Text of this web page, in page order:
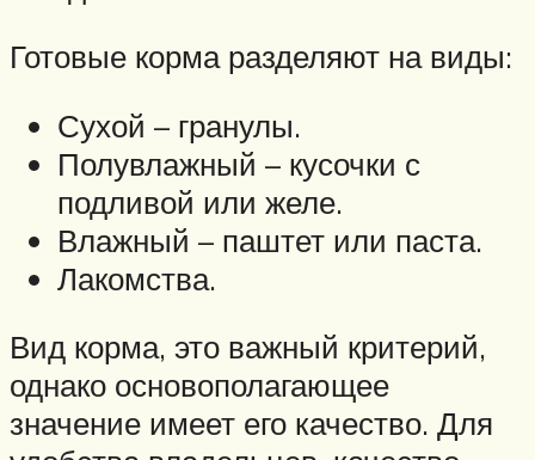
Готовые корма разделяют на виды:
Сухой – гранулы.
Полувлажный – кусочки с
подливой или желе.
Влажный – паштет или паста.
Лакомства.
Вид корма, это важный критерий,
однако основополагающее
значение имеет его качество. Для